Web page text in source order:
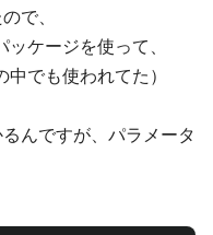
で、
ケージを使って、
でも使われてた）
んですが、パラメータ